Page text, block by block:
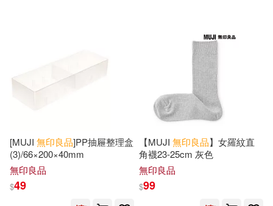
[MUJI 無印良品]PP抽屜整理盒
(3)/66×200×40mm
無印良品
$49
【MUJI 無印良品】女羅紋直
角襪23-25cm 灰色
無印良品
$99